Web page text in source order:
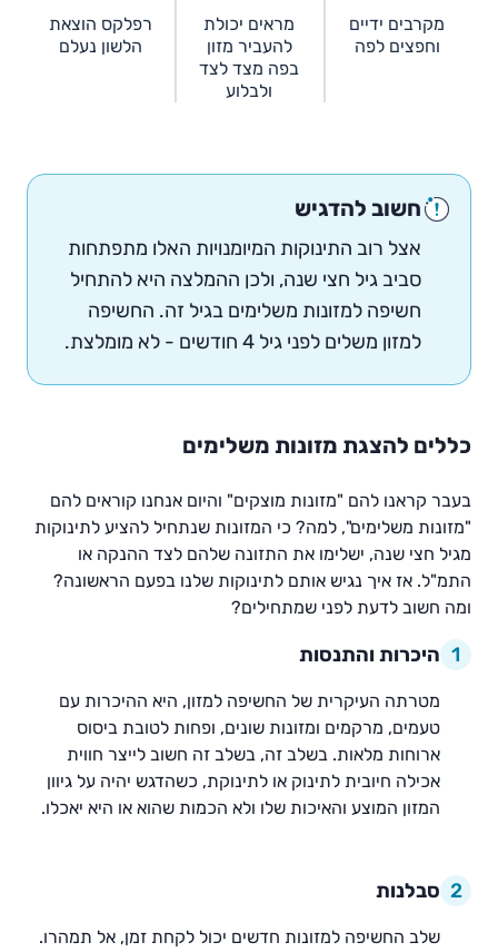
מקרבים ידיים
וחפצים לפה
מראים יכולת
להעביר מזון
בפה מצד לצד
ולבלוע
רפלקס הוצאת
הלשון נעלם
חשוב להדגיש
אצל רוב התינוקות המיומנויות האלו מתפתחות
סביב גיל חצי שנה, ולכן ההמלצה היא להתחיל
חשיפה למזונות משלימים בגיל זה. החשיפה
למזון משלים לפני גיל 4 חודשים - לא מומלצת.
כללים להצגת מזונות משלימים
בעבר קראנו להם "מזונות מוצקים" והיום אנחנו קוראים להם
"מזונות משלימים", למה? כי המזונות שנתחיל להציע לתינוקות
מגיל חצי שנה, ישלימו את התזונה שלהם לצד ההנקה או
התמ"ל. אז איך נגיש אותם לתינוקות שלנו בפעם הראשונה?
ומה חשוב לדעת לפני שמתחילים?
1 היכרות והתנסות
מטרתה העיקרית של החשיפה למזון, היא ההיכרות עם
טעמים, מרקמים ומזונות שונים, ופחות לטובת ביסוס
ארוחות מלאות. בשלב זה, בשלב זה חשוב לייצר חווית
אכילה חיובית לתינוק או לתינוקת, כשהדגש יהיה על גיוון
המזון המוצע והאיכות שלו ולא הכמות שהוא או היא יאכלו.
2 סבלנות
שלב החשיפה למזונות חדשים יכול לקחת זמן, אל תמהרו.